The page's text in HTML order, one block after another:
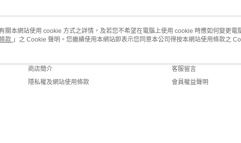
關於我們
商店簡介
隱私權及網站使用條款
客服資訊
客服留言
會員權益聲明
關本網站使用 cookie 方式之詳情，及若您不希望在電腦上使用 cookie 時應如何變更電
款 」之 Cookie 聲明。您繼續使用本網站即表示您同意本公司得按本網站使用條款之